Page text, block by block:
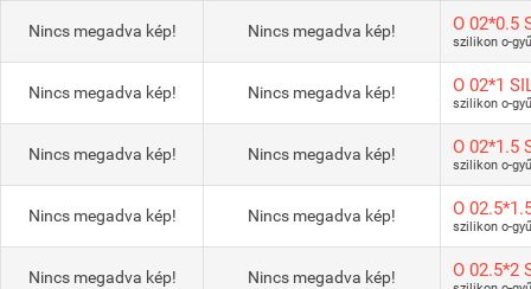
Nincs megadva kép! Nincs megadva kép! O 02*0.5
szilikon o-
Nincs megadva kép! Nincs megadva kép! O 02*1
szilikon o-
Nincs megadva kép! Nincs megadva kép! O 02*1.5
szilikon o-
Nincs megadva kép! Nincs megadva kép! O
szilikon o-
Nincs megadva kép! Nincs megadva kép! O 02.5*2